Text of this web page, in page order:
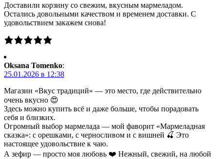
Доставили корзину со свежим, вкусным мармеладом.
Остались довольными качеством и временем доставки. С
удовольствием закажем снова!
Oksana Tomenko:
25.01.2026 в 12:38
Магазин «Вкус традиций» — это место, где действительно
очень вкусно 😍
Здесь можно купить всё и даже больше, чтобы порадовать
себя и близких.
Огромный выбор мармелада — мой фаворит «Мармеладная
сказка»: с орешками, с черносливом и с вишней 🍒 Это
настоящее удовольствие к чаю.
А зефир — просто моя любовь ❤️ Нежный, свежий, на любой